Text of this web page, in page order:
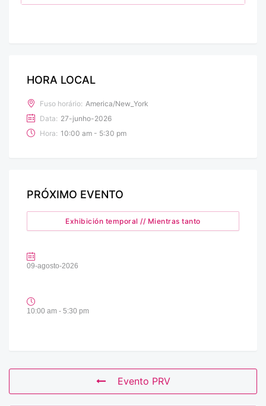
HORA LOCAL
Fuso horário: America/New_York
Data: 27-junho-2026
Hora: 10:00 am - 5:30 pm
PRÓXIMO EVENTO
Exhibición temporal // Mientras tanto
09-agosto-2026
10:00 am - 5:30 pm
Evento PRV